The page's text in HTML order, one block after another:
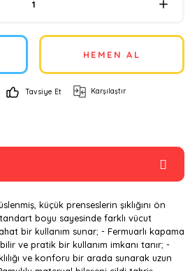
HEMEN AL
Tavsiye Et Karşılaştır
küçük prenseslerin şıklığını ön
boyu sayesinde farklı vücut
bir kullanım sunar; - Fermuarlı kapama
ve pratik bir kullanım imkanı tanır; -
ve konforu bir arada sunarak uzun